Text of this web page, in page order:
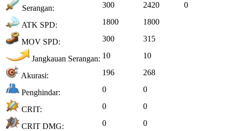
Serangan: 300 2420 0
ATK SPD: 1800 1800
MOV SPD: 300 315
Jangkauan Serangan: 10 10
Akurasi: 196 268
Penghindar: 0 0
CRIT: 0 0
CRIT DMG: 0 0